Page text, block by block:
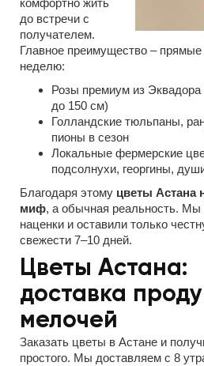
комфортно жить
до встречи с
получателем.
Главное преимущество – прямые
неделю:
Розы премиум из Эквадора
до 150 см)
Голландские тюльпаны,
пионы в сезон
Локальные фермерские
подсолнухи, георгины,
Благодаря этому цветы Астана
миф, а обычная реальность.
наценки и оставили только
свежести 7–10 дней.
Цветы Астана:
доставка
мелочей
Заказать цветы в Астане и
простого. Мы доставляем с 8